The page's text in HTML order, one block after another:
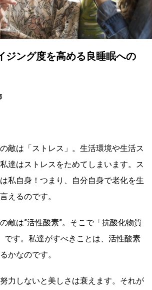
ジング度を高める良睡眠への
敵は「ストレス」。生活環境や生活ス
達はストレスをためてしまいます。ス
私自身！つまり、自分自身で老化を生
えるのです。
敵は”活性酸素”。そこで「抗酸化物質
です。私達がすべきことは、活性酸素
かなのです。
力しないと美しさは衰えます。それが